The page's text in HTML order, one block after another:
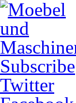
Subscribe
Twitter